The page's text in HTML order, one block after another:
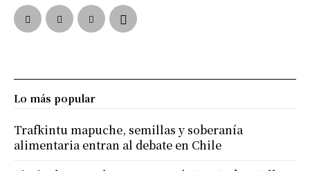
Lo más popular
Trafkintu mapuche, semillas y soberanía
alimentaria entran al debate en Chile